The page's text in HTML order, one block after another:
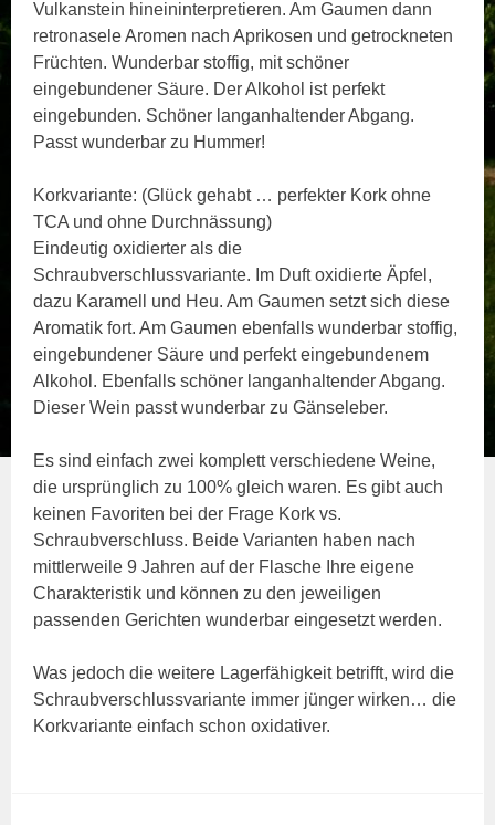
Vulkanstein hineininterpretieren. Am Gaumen dann
retronasele Aromen nach Aprikosen und getrockneten
Früchten. Wunderbar stoffig, mit schöner
eingebundener Säure. Der Alkohol ist perfekt
eingebunden. Schöner langanhaltender Abgang.
Passt wunderbar zu Hummer!
Korkvariante: (Glück gehabt … perfekter Kork ohne
TCA und ohne Durchnässung)
Eindeutig oxidierter als die
Schraubverschlussvariante. Im Duft oxidierte Äpfel,
dazu Karamell und Heu. Am Gaumen setzt sich diese
Aromatik fort. Am Gaumen ebenfalls wunderbar stoffig,
eingebundener Säure und perfekt eingebundenem
Alkohol. Ebenfalls schöner langanhaltender Abgang.
Dieser Wein passt wunderbar zu Gänseleber.
Es sind einfach zwei komplett verschiedene Weine,
die ursprünglich zu 100% gleich waren. Es gibt auch
keinen Favoriten bei der Frage Kork vs.
Schraubverschluss. Beide Varianten haben nach
mittlerweile 9 Jahren auf der Flasche Ihre eigene
Charakteristik und können zu den jeweiligen
passenden Gerichten wunderbar eingesetzt werden.
Was jedoch die weitere Lagerfähigkeit betrifft, wird die
Schraubverschlussvariante immer jünger wirken… die
Korkvariante einfach schon oxidativer.